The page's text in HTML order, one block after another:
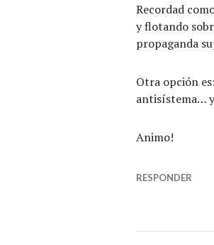
Recordad
y flotando
propaganda
Otra opción
antisístema…
Animo!
RESPONDER